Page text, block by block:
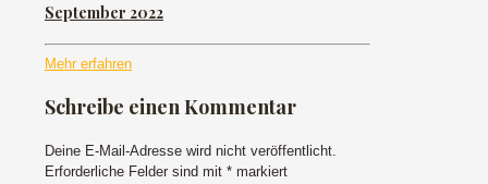
September 2022
Mehr erfahren
Schreibe einen Kommentar
Deine E-Mail-Adresse wird nicht veröffentlicht.
Erforderliche Felder sind mit * markiert